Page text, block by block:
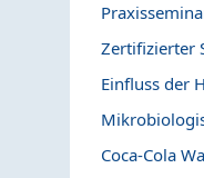
Zertifizierter
Einfluss der
Coca-Cola